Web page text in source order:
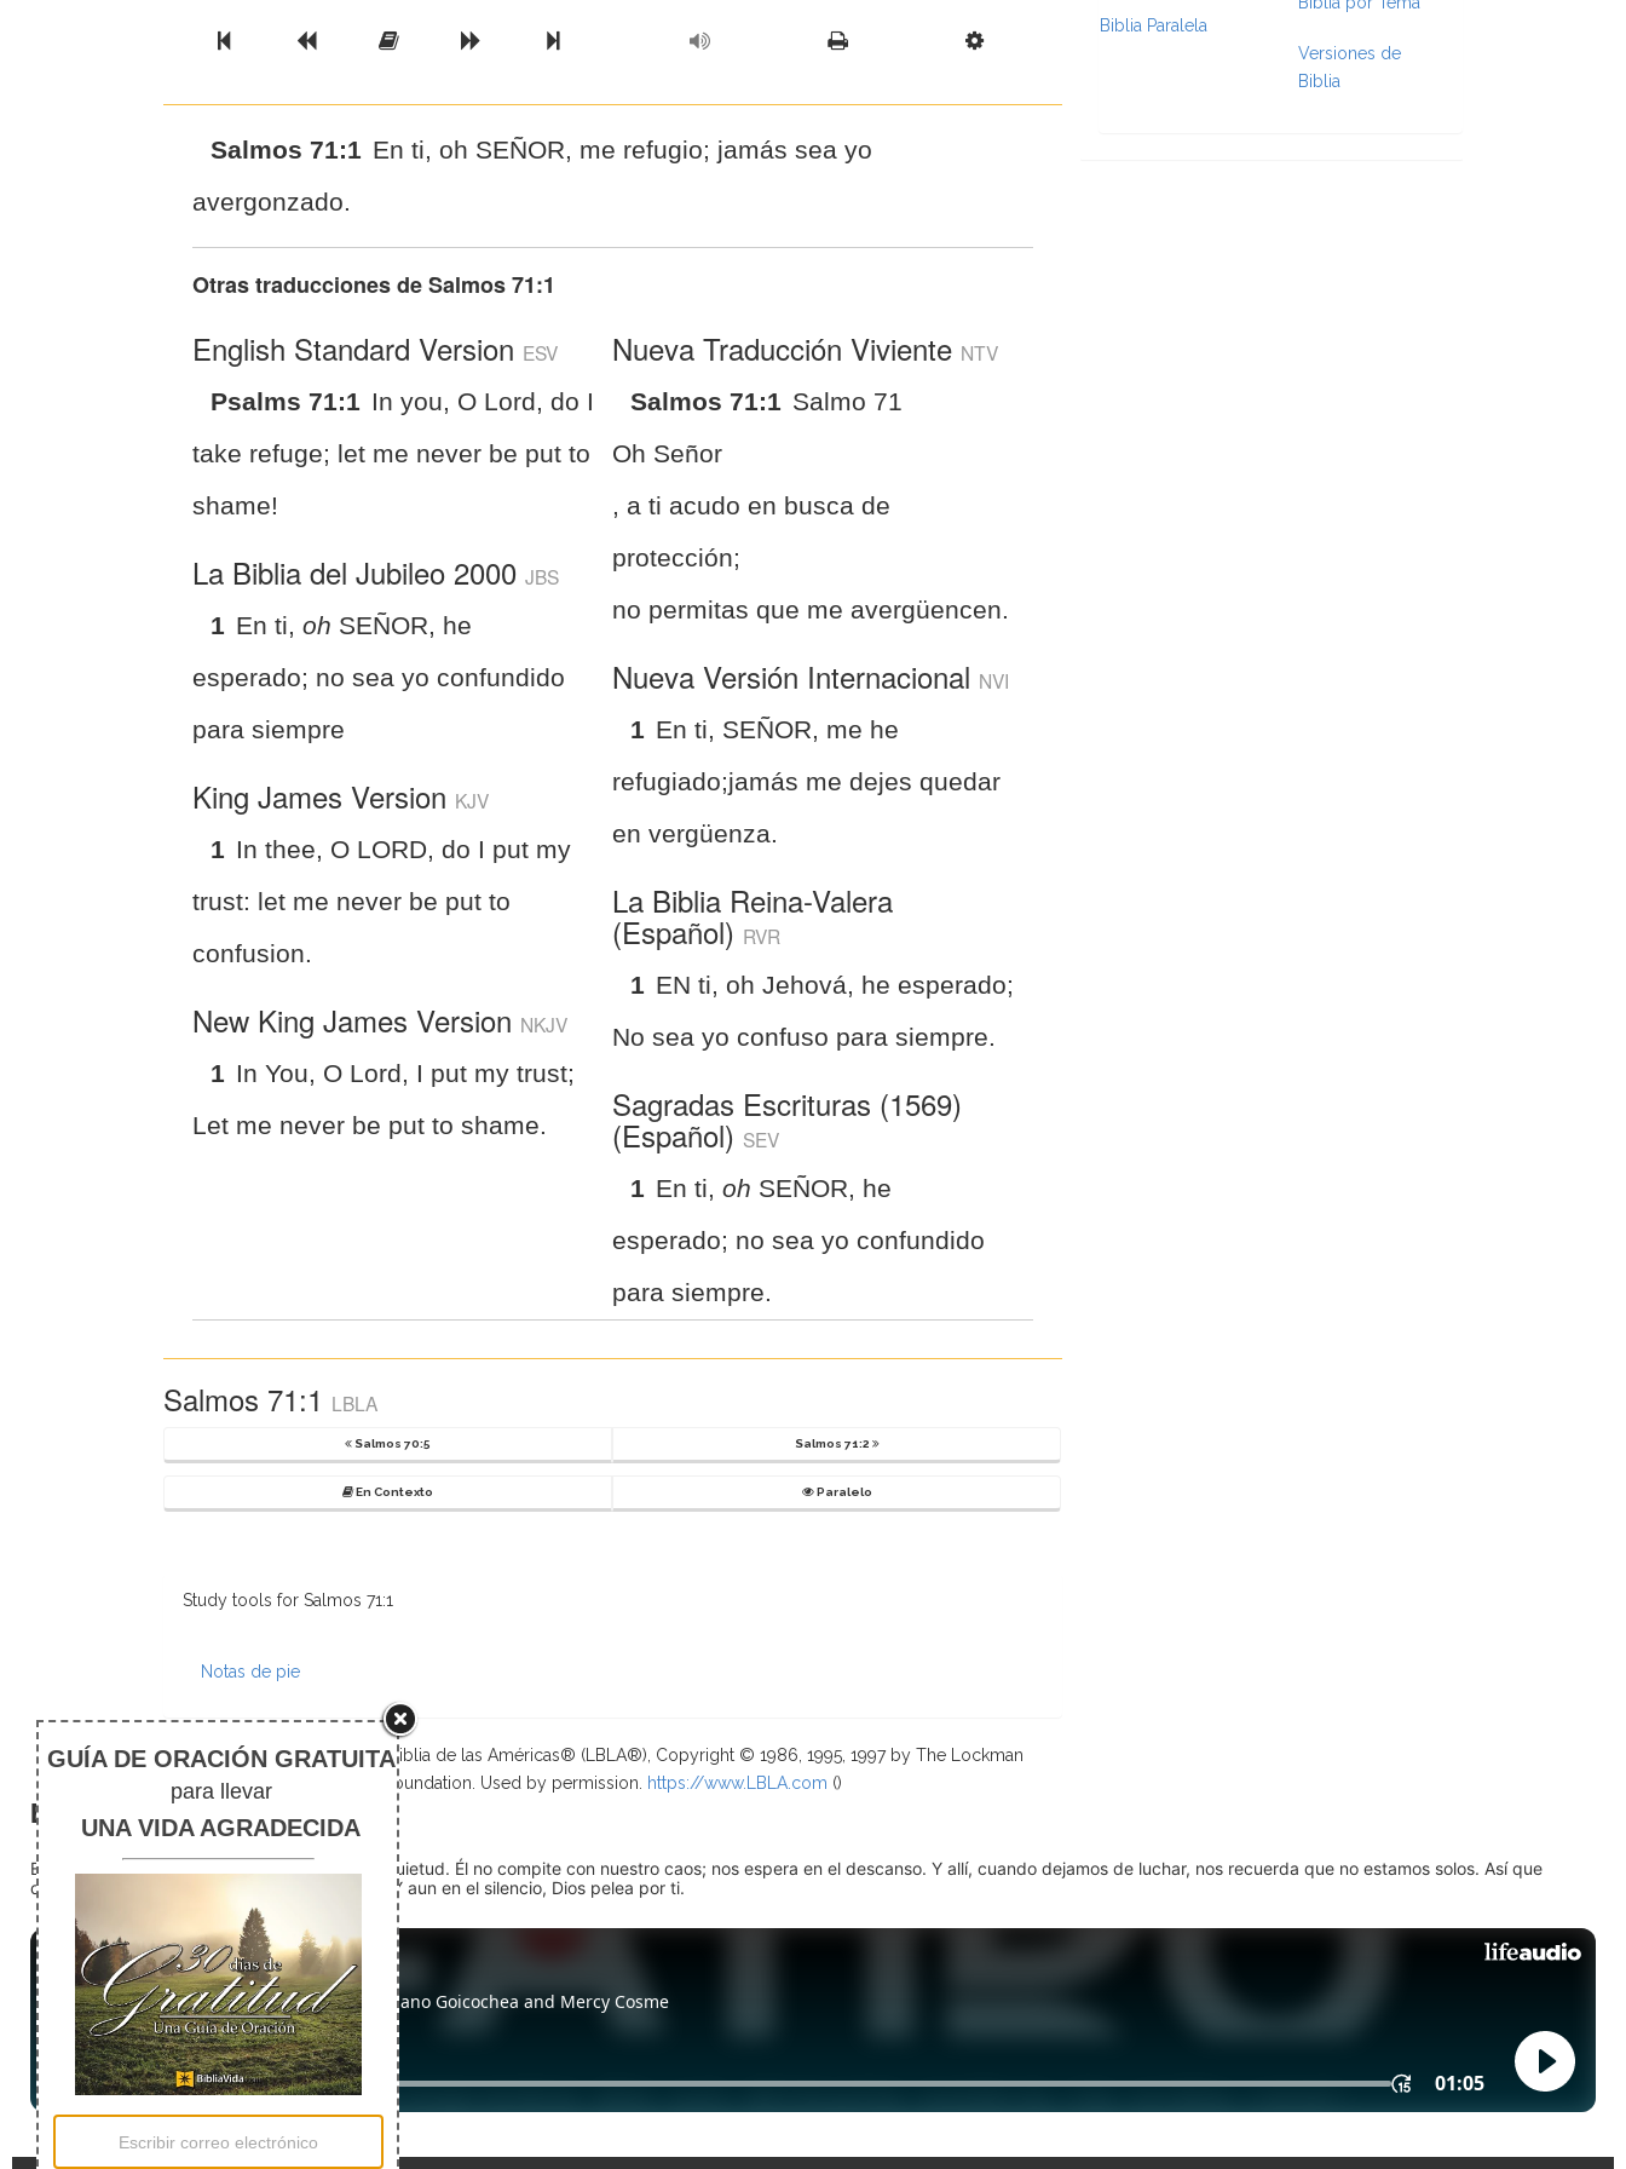
Previous BookPrevious Chapter
Read the Full Chapter
Next Chapter
Next Book Scripture Formatting
Salmos 71:1 En ti, oh SEÑOR, me refugio; jamás sea yo
avergonzado.
Otras traducciones deSalmos 71:1
English Standard Version ESV
Psalms 71:1 In you, O Lord, do I
take refuge; let me never be put to
shame!
La Biblia del Jubileo 2000JBS
1 En ti,oh SEÑOR, he
esperado; no sea yo confundido
para siempre
King James Version KJV
1 In thee, O LORD, do I put my
trust: let me never be put to
confusion.
New King James Version NKJV
1 In You, O Lord, I put my trust;
Let me never be put to shame.
Nueva Traducción Viviente NTV
Salmos 71:1 Salmo 71
Oh Señor
, a ti acudo en busca de
protección;
no permitas que me avergüencen.
Nueva Versión Internacional NVI
1 En ti, SEÑOR, me he
refugiado;jamás me dejes quedar
en vergüenza.
La Biblia Reina-Valera
(Español) RVR
1 EN ti, oh Jehová, he esperado;
No sea yo confuso para siempre.
Sagradas Escrituras (1569)
(Español) SEV
1 En ti,oh SEÑOR, he
esperado; no sea yo confundido
para siempre.
Salmos 71:1 LBLA
Salmos 70:5 Salmos 71:2
En Contexto Paralelo
Study tools for Salmos 71:1
Notas de pie
Scripture taken from La Biblia de las Américas® (LBLA®), Copyright © 1986, 1995, 1997 by The Lockman
Foundation. Used by permission.
https://www.LBLA.com ()
Biblia Paralela
Versiones de
Biblia
El silencio
En medio del ruido, Dios nos encuentra en la quietud. Él no compite con nuestro caos; nos espera en el descanso. Y allí, cuando dejamos de luchar, nos recuerda que no estamos solos. Así que
detente (quédate quieto) Dios está presente. Y aun en el silencio, Dios pelea por ti.